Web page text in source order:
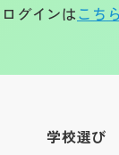
グインはこちら
学校選び